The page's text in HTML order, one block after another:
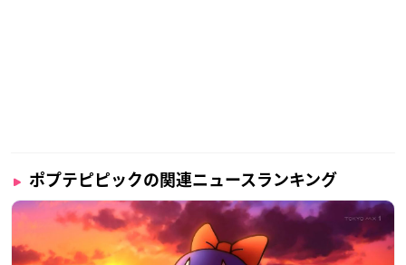
ポプテピピックの関連ニュースランキング